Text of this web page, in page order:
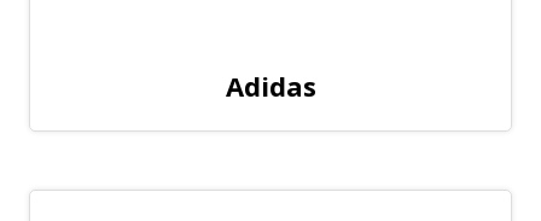
Adidas